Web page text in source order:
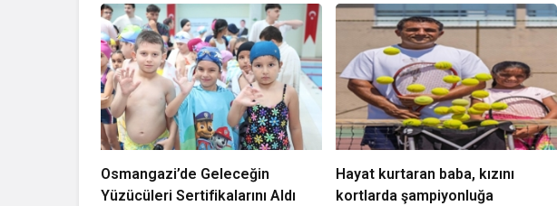
Osmangazi’de Geleceğin
Yüzücüleri Sertifikalarını Aldı
Hayat kurtaran baba, kızını
kortlarda şampiyonluğa